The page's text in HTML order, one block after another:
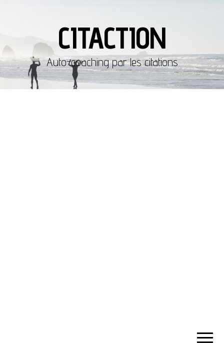
CITACTION
Auto-coaching par les citations